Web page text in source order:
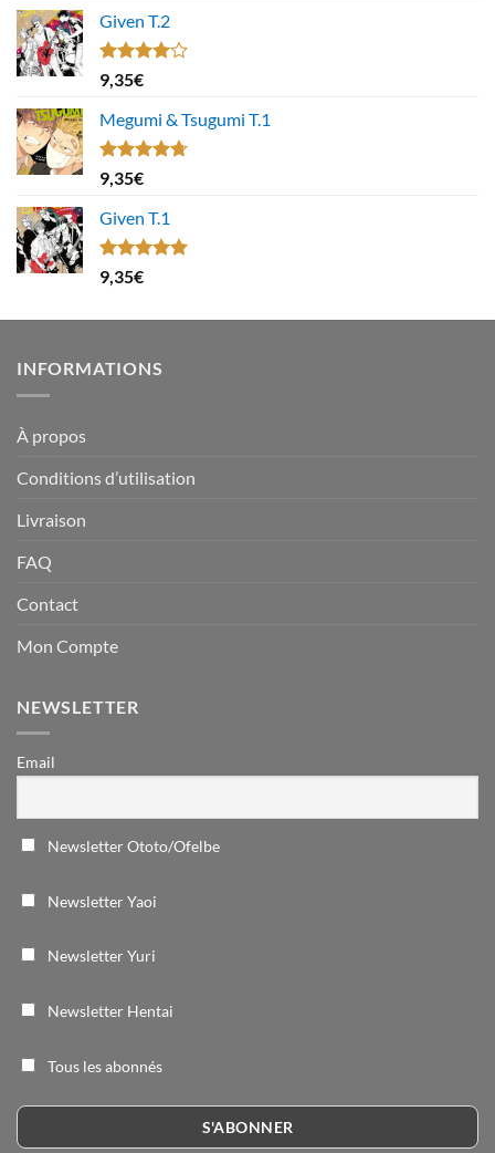
Given T.2
Note
4.00
5
9,35€
Megumi & Tsugumi T.1
Note4.67
sur 5
9,35€
Given T.1
Note5.00
sur 5
9,35€
INFORMATIONS
À propos
Conditions d’utilisation
Livraison
FAQ
Contact
Mon Compte
NEWSLETTER
Email
Newsletter Ototo/Ofelbe
Newsletter Yaoi
Newsletter Yuri
Newsletter Hentai
Tous les abonnés